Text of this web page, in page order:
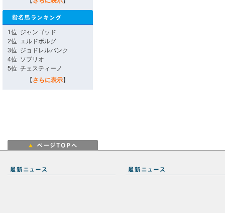
1位 ジャンゴッド
2位 エルドボルグ
3位 ジョドレルバンク
4位 ソブリオ
5位 チェスティーノ
【 さらに表示】